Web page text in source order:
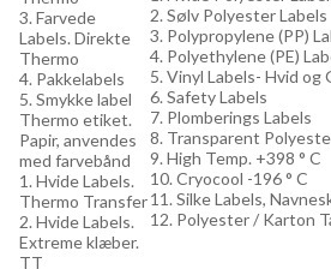
3. Farvede
Labels. Direkte
Thermo
4. Pakkelabels
5. Smykke label
Thermo etiket.
Papir, anvendes
med farvebånd
1. Hvide Labels.
Thermo Transfer
2. Hvide Labels.
Extreme klæber.
TT
2. Sølv Polyester Labels
3. Polypropylene (PP)
4. Polyethylene (PE)
5. Vinyl Labels- Hvid og
6. Safety Labels
7. Plomberings Labels
8. Transparent
9. High Temp. +398 ° C
10. Cryocool -196 ° C
11. Silke Labels,
12. Polyester / Karton